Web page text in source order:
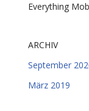
Everything
ARCHIV
September
März 2019